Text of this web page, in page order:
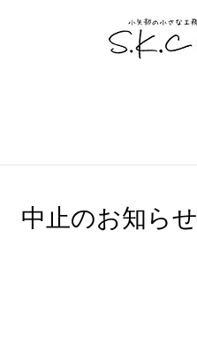
中止のお知らせ